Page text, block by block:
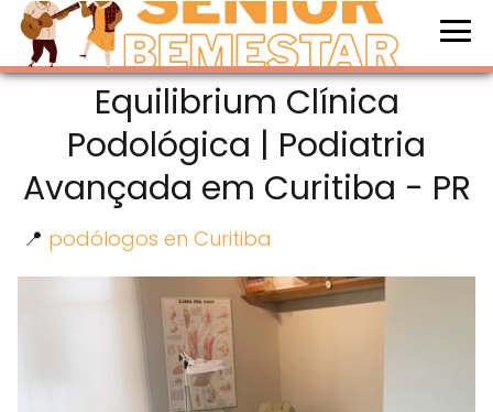
Equilibrium Clínica
Podológica | Podiatria
Avançada em Curitiba - PR
📍 podólogos en Curitiba